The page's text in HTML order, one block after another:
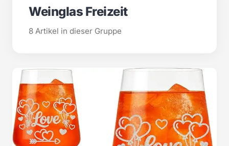
Weinglas Freizeit
8 Artikel in dieser Gruppe